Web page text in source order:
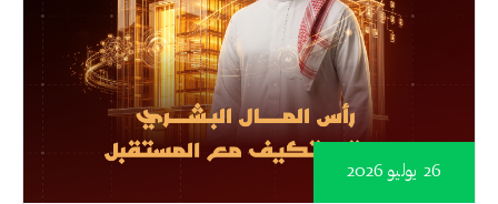
26 يوليو 2026